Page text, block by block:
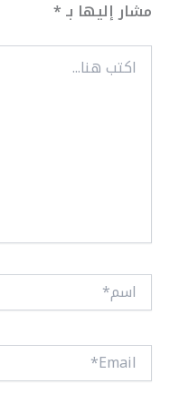
مشار إليها بـ*
اكتب
هنا...
اسم*
Email*